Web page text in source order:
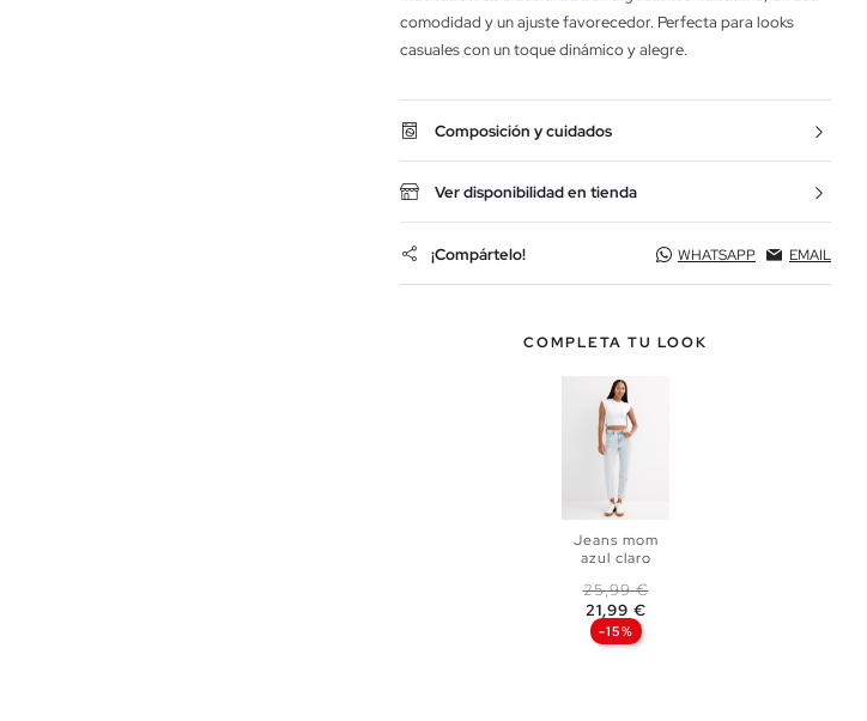
comodidad y un ajuste favorecedor. Perfecta para looks
casuales con un toque dinámico y alegre.
Composición y cuidados
Ver disponibilidad en tienda
¡Compártelo! WHATSAPP EMAIL
COMPLETA TU LOOK
AÑADIR A
Jeans mom
azul claro
Precio base
25,99 €Precio
21,99 €
-15%